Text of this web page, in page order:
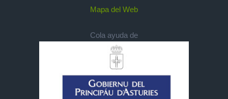
Mapa del Web
Cola ayuda de